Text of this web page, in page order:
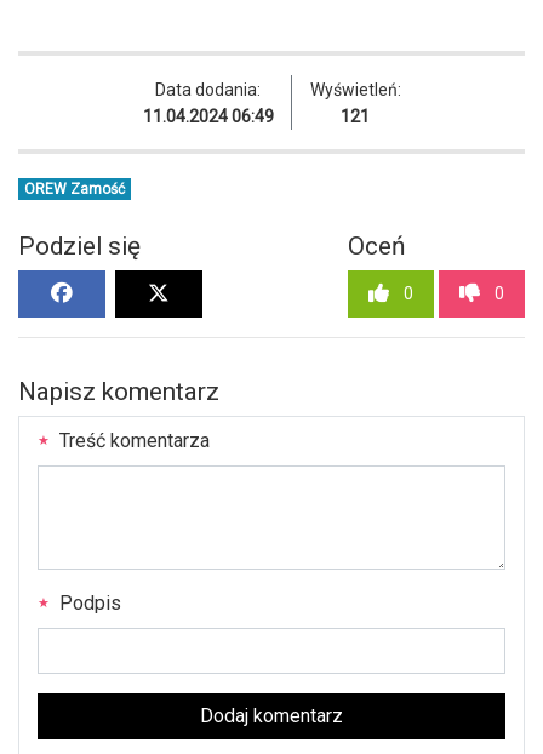
Data dodania:
11.04.2024 06:49
Wyświetleń:
121
OREW Zamość
Podziel się Oceń
0 0
Napisz komentarz
Treść komentarza
Podpis
Dodaj komentarz